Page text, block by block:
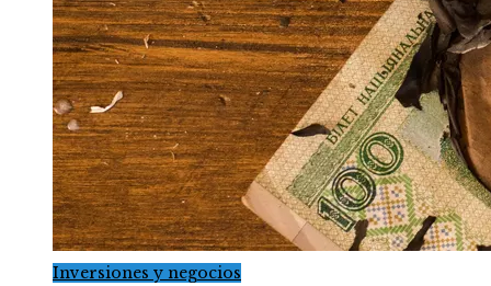
Inversiones y negocios